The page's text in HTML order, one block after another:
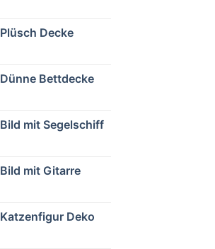
Plüsch Decke
Dünne Bettdecke
Bild mit Segelschiff
Bild mit Gitarre
Katzenfigur Deko